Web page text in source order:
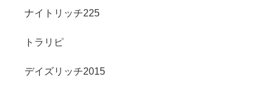
ナイトリッチ225
トラリピ
デイズリッチ2015